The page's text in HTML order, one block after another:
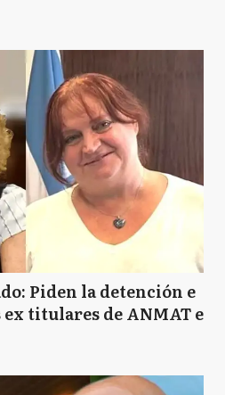
Piden la detención e
titulares de ANMAT e